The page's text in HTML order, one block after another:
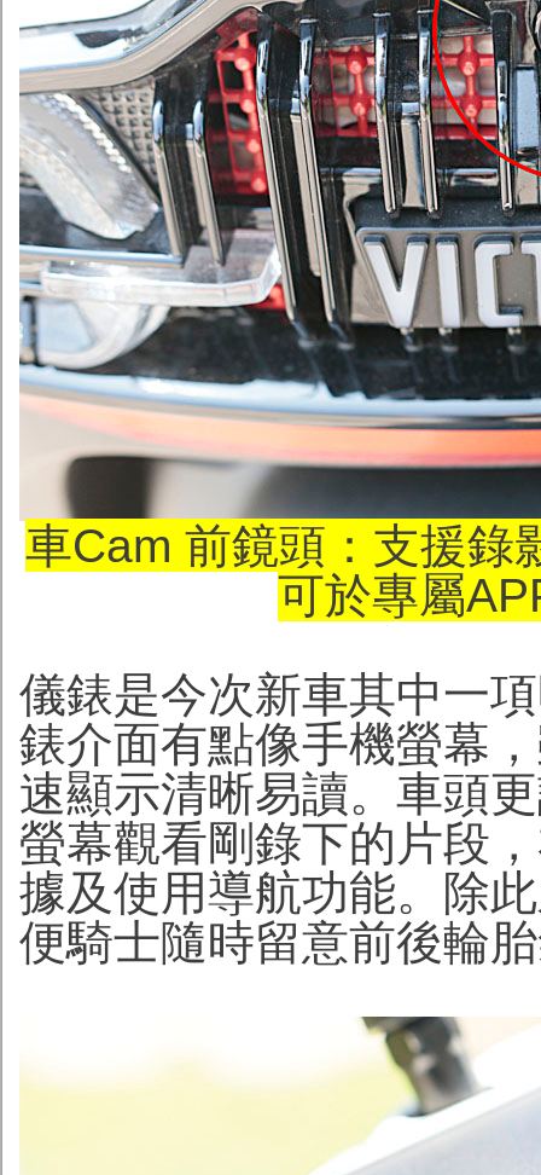
車Cam 前鏡頭：支援錄
可於專屬
儀錶是今次新車其中一
錶介面有點像手機螢幕
速顯示清晰易讀。車頭
螢幕觀看剛錄下的片段
據及使用導航功能。除
便騎士隨時留意前後輪